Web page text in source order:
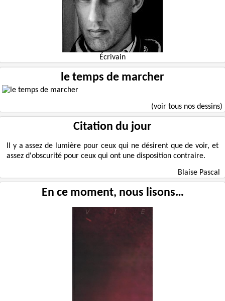
Écrivain
le temps de marcher
(voir tous nos dessins)
Citation du jour
Il y a assez de lumière pour ceux qui ne désirent que de voir, et
assez d'obscurité pour ceux qui ont une disposition contraire.
Blaise Pascal
En ce moment, nous lisons…